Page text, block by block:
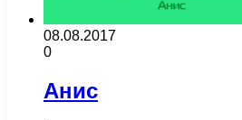
08.08.2017
0
Анис